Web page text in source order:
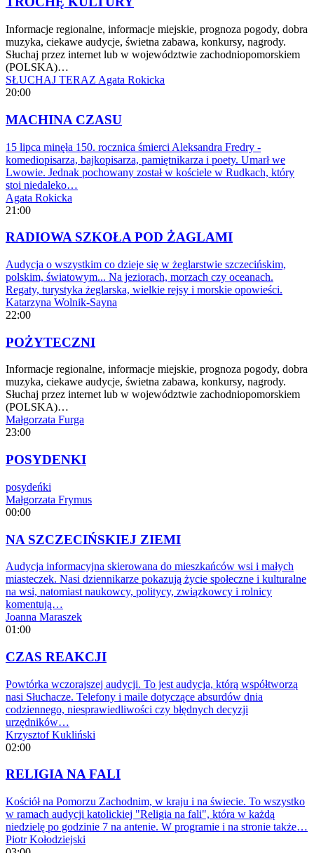
Informacje regionalne, informacje miejskie, prognoza pogody, dobra
muzyka, ciekawe audycje, świetna zabawa, konkursy, nagrody.
Słuchaj przez internet lub w województwie zachodniopomorskiem
(POLSKA)…
SŁUCHAJ TERAZ Agata Rokicka
20:00
MACHINA CZASU
15 lipca minęła 150. rocznica śmierci Aleksandra Fredry -
komediopisarza, bajkopisarza, pamiętnikarza i poety. Umarł we
Lwowie. Jednak pochowany został w kościele w Rudkach, który
stoi niedaleko…
Agata Rokicka
21:00
RADIOWA SZKOŁA POD ŻAGLAMI
Audycja o wszystkim co dzieje się w żeglarstwie szczecińskim,
polskim, światowym... Na jeziorach, morzach czy oceanach.
Regaty, turystyka żeglarska, wielkie rejsy i morskie opowieści.
Katarzyna Wolnik-Sayna
22:00
POŻYTECZNI
Informacje regionalne, informacje miejskie, prognoza pogody, dobra
muzyka, ciekawe audycje, świetna zabawa, konkursy, nagrody.
Słuchaj przez internet lub w województwie zachodniopomorskiem
(POLSKA)…
Małgorzata Furga
23:00
POSYDENKI
posydeńki
Małgorzata Frymus
00:00
NA SZCZECIŃSKIEJ ZIEMI
Audycja informacyjna skierowana do mieszkańców wsi i małych
miasteczek. Nasi dziennikarze pokazują życie społeczne i kulturalne
na wsi, natomiast naukowcy, politycy, związkowcy i rolnicy
komentują…
Joanna Maraszek
01:00
CZAS REAKCJI
Powtórka wczorajszej audycji. To jest audycja, którą współtworzą
nasi Słuchacze. Telefony i maile dotyczące absurdów dnia
codziennego, niesprawiedliwości czy błędnych decyzji
urzędników…
Krzysztof Kukliński
02:00
RELIGIA NA FALI
Kościół na Pomorzu Zachodnim, w kraju i na świecie. To wszystko
w ramach audycji katolickiej "Religia na fali", która w każdą
niedzielę po godzinie 7 na antenie. W programie i na stronie także…
Piotr Kołodziejski